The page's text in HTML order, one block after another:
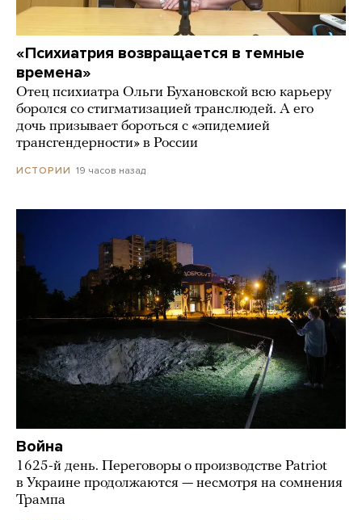
«Психиатрия возвращается в темные
времена»
Отец психиатра Ольги Бухановской всю карьеру
боролся со стигматизацией транслюдей. А его
дочь призывает бороться с «эпидемией
трансгендерности» в России
ИСТОРИИ 19 часов назад
Война
1625-й день. Переговоры о производстве Patriot
в Украине продолжаются — несмотря на сомнения
Трампа